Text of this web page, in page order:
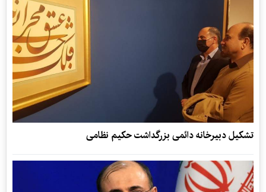
تشکیل دبیرخانه دائمی بزرگداشت حکیم نظامی